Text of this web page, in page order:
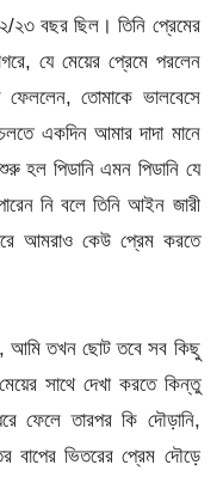
২৩ বছর ছিল। তিনি প্রেমের
যে মেয়ের প্রেমে পরলেন
তোমাকে ভালবেসে
একদিন আমার দাদা মানে
হল পিডানি এমন পিডানি যে
নি বলে তিনি আইন জারী
আমরাও কেউ প্রেম করতে
আমি তখন ছোট তবে সব কিছু
সাথে দেখা করতে কিন্তু
ফেলে তারপর কি দৌড়ানি,
বাপের ভিতরের প্রেম দৌড়ে